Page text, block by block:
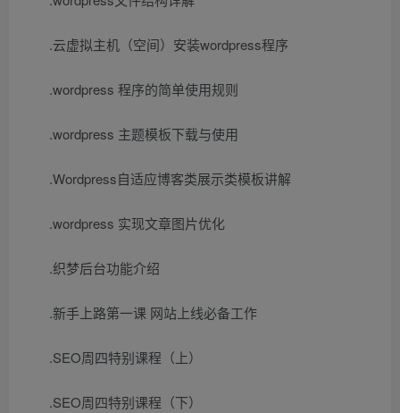
.云虚拟主机（空间）安装wordpress程序
.wordpress 程序的简单使用规则
.wordpress 主题模板下载与使用
.Wordpress自适应博客类展示类模板讲解
.wordpress 实现文章图片优化
.织梦后台功能介绍
.新手上路第一课 网站上线必备工作
.SEO周四特别课程（上）
.SEO周四特别课程（下）